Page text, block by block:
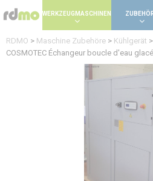
WERKZEUGMASCHINEN
RDMO > Maschine Zubehöre > Kühlgerät >
COSMOTEC Échangeur boucle d'eau